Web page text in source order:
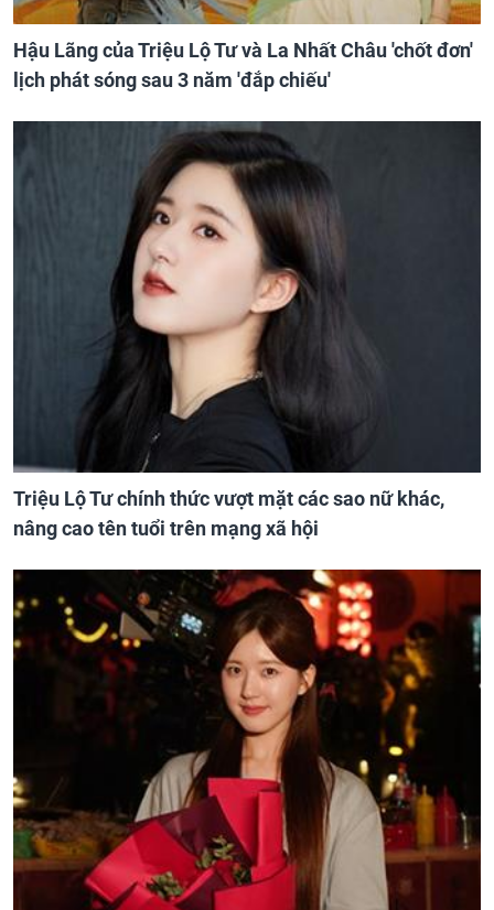
Hậu Lãng của Triệu Lộ Tư và La Nhất Châu 'chốt đơn'
lịch phát sóng sau 3 năm 'đắp chiếu'
Triệu Lộ Tư chính thức vượt mặt các sao nữ khác,
nâng cao tên tuổi trên mạng xã hội